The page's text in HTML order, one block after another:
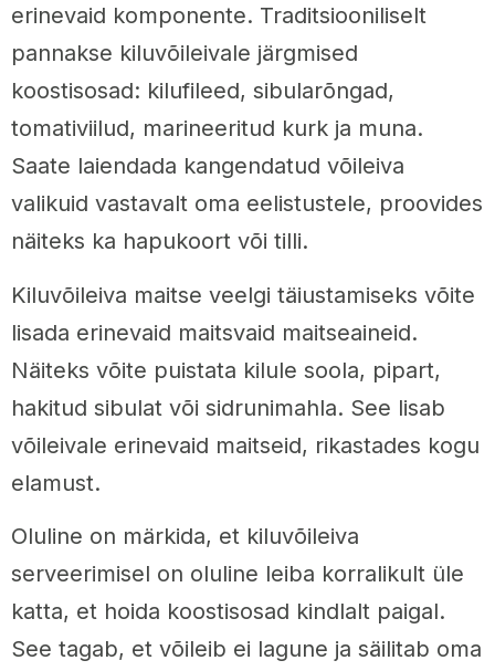
erinevaid komponente. Traditsiooniliselt
pannakse kiluvõileivale järgmised
koostisosad: kilufileed, sibularõngad,
tomativiilud, marineeritud kurk ja muna.
Saate laiendada kangendatud võileiva
valikuid vastavalt oma eelistustele, proovides
näiteks ka hapukoort või tilli.
Kiluvõileiva maitse veelgi täiustamiseks võite
lisada erinevaid maitsvaid maitseaineid.
Näiteks võite puistata kilule soola, pipart,
hakitud sibulat või sidrunimahla. See lisab
võileivale erinevaid maitseid, rikastades kogu
elamust.
Oluline on märkida, et kiluvõileiva
serveerimisel on oluline leiba korralikult üle
katta, et hoida koostisosad kindlalt paigal.
See tagab, et võileib ei lagune ja säilitab oma